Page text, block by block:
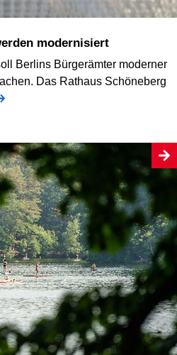
modernisiert
Berlins Bürgerämter moderner
Das Rathaus Schöneberg